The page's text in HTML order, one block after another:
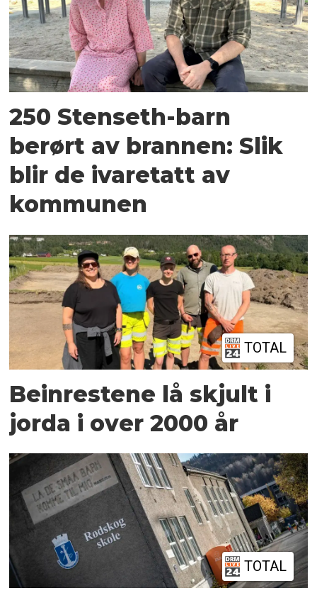
250 Stenseth-barn
berørt av brannen: Slik
blir de ivaretatt av
kommunen
TOTAL
Beinrestene lå skjult i
jorda i over 2000 år
TOTAL